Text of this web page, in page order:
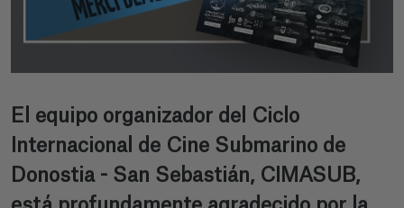
El equipo organizador del Ciclo
Internacional de Cine Submarino de
Donostia - San Sebastián, CIMASUB,